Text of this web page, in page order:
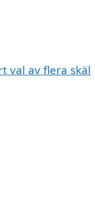
val av flera skäl